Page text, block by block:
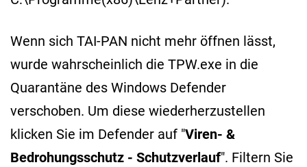
Wenn sich TAI-PAN nicht mehr öffnen lässt,
wurde wahrscheinlich die TPW.exe in die
Quarantäne des Windows Defender
verschoben. Um diese wiederherzustellen
klicken Sie im Defender auf "Viren- &
Bedrohungsschutz - Schutzverlauf". Filtern Sie